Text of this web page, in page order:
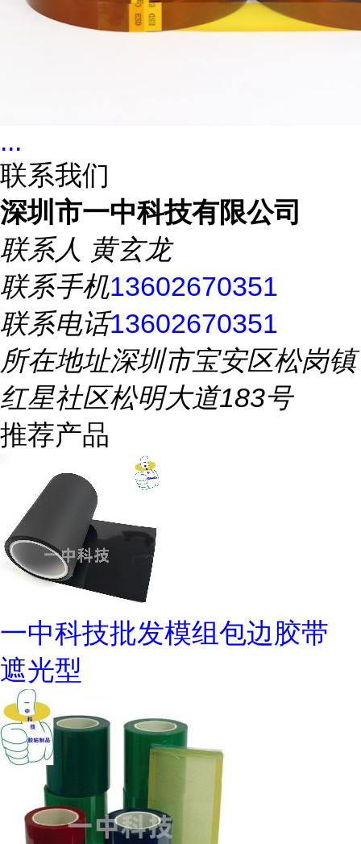
...
联系我们
深圳市一中科技有限公司
联系人 黄玄龙
联系手机13602670351
联系电话13602670351
所在地址深圳市宝安区松岗镇
红星社区松明大道183号
推荐产品
一中科技批发模组包边胶带
遮光型